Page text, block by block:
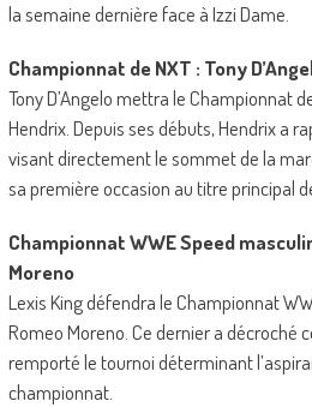
la semaine dernière face à Izzi Dame.
Championnat de NXT : Tony
Tony D’Angelo mettra le Championnat
Hendrix. Depuis ses débuts, Hendrix a
visant directement le sommet de la
sa première occasion au titre principal
Championnat WWE Speed
Moreno
Lexis King défendra le Championnat
Romeo Moreno. Ce dernier a décroché
remporté le tournoi déterminant
championnat.